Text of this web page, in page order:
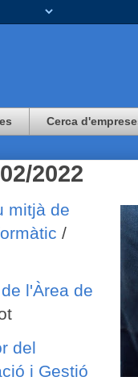
Cerca
2022
mitjà de
/
l'Àrea de
del
i Gestió